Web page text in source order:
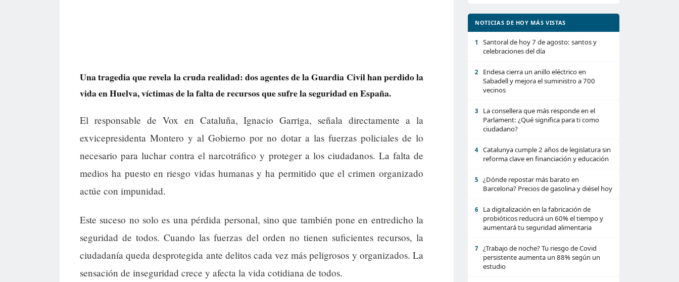
Una tragedia que revela la cruda realidad: dos agentes de la Guardia Civil han perdido la
vida en Huelva, víctimas de la falta de recursos que sufre la seguridad en España.
El responsable de Vox en Cataluña, Ignacio Garriga, señala directamente a la
exvicepresidenta Montero y al Gobierno por no dotar a las fuerzas policiales de lo
necesario para luchar contra el narcotráfico y proteger a los ciudadanos. La falta de
medios ha puesto en riesgo vidas humanas y ha permitido que el crimen organizado
actúe con impunidad.
Este suceso no solo es una pérdida personal, sino que también pone en entredicho la
seguridad de todos. Cuando las fuerzas del orden no tienen suficientes recursos, la
ciudadanía queda desprotegida ante delitos cada vez más peligrosos y organizados. La
sensación de inseguridad crece y afecta la vida cotidiana de todos.
NOTICIAS DE HOY MÁS VISTAS
1
Santoral de hoy 7 de agosto: santos y
celebraciones del día
2
Endesa cierra un anillo eléctrico en
Sabadell y mejora el suministro a 700
vecinos
3
La consellera que más responde en el
Parlament: ¿Qué significa para ti como
ciudadano?
4
Catalunya cumple 2 años de legislatura sin
reforma clave en financiación y educación
5
¿Dónde repostar más barato en
Barcelona? Precios de gasolina y diésel hoy
6
La digitalización en la fabricación de
probióticos reducirá un 60% el tiempo y
aumentará tu seguridad alimentaria
7
¿Trabajo de noche? Tu riesgo de Covid
persistente aumenta un 88% según un
estudio